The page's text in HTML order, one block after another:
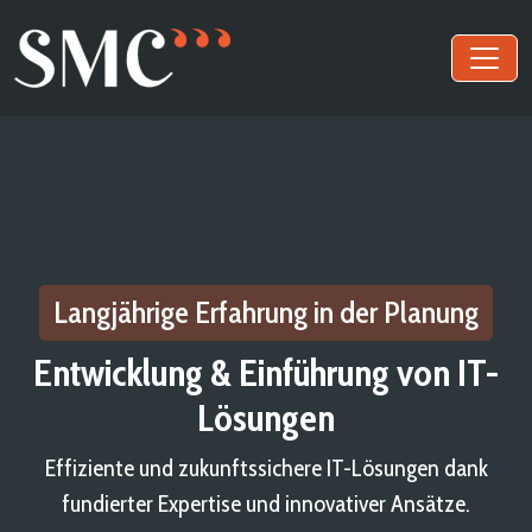
Langjährige Erfahrung in der Planung
Entwicklung & Einführung von IT-
Lösungen
Effiziente und zukunftssichere IT-Lösungen dank
fundierter Expertise und innovativer Ansätze.